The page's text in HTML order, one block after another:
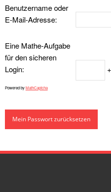
Benutzername oder
E-Mail-Adresse:
Eine Mathe-Aufgabe
für den sicheren
Login:
Powered byMathCaptcha
Mein Passwort zurücksetzen